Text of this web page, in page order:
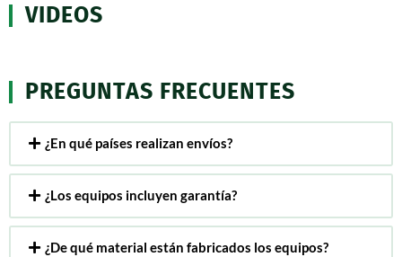
VIDEOS
PREGUNTAS FRECUENTES
¿En qué países realizan envíos?
¿Los equipos incluyen garantía?
¿De qué material están fabricados los equipos?